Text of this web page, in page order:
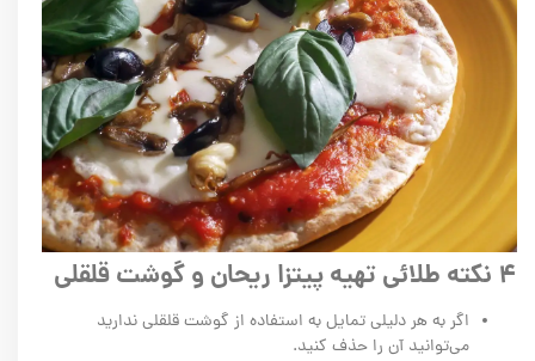
۴ نکته طلائی تهیه پیتزا ریحان و گوشت قلقلی
اگر به هر دلیلی تمایل به استفاده از گوشت قلقلی ندارید
می‌توانید آن را حذف کنید.